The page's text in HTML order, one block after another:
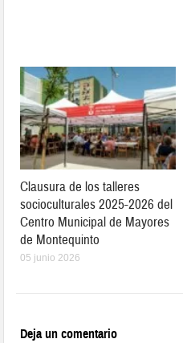
Clausura de los talleres
socioculturales 2025-2026 del
Centro Municipal de Mayores
de Montequinto
05 junio 2026
Deja un comentario